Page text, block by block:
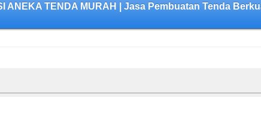
TENDA MURAH | Jasa Pembuatan Tenda